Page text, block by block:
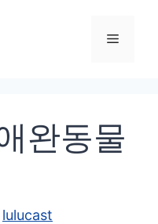
메
완동물
lulucast